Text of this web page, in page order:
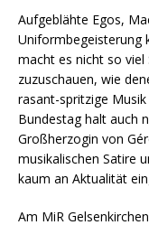
Aufgeblähte Egos,
Uniformbegeisterung
macht es nicht so viel
zuzuschauen, wie
rasant-spritzige Musik
Bundestag halt auch
Großherzogin von
musikalischen Satire
kaum an Aktualität
Am MiR